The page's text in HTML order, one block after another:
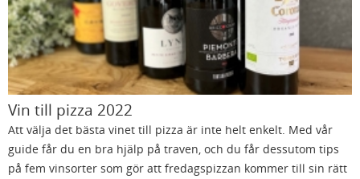
Vin till pizza 2022
Att välja det bästa vinet till pizza är inte helt enkelt. Med vår
guide får du en bra hjälp på traven, och du får dessutom tips
på fem vinsorter som gör att fredagspizzan kommer till sin rätt